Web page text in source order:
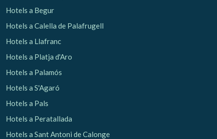
Hotels a Begur
Hotels a Calella de Palafrugell
Hotels a Llafranc
Hotels a Platja d'Aro
Hotels a Palamós
Hotels a S'Agaró
Hotels a Pals
Hotels a Peratallada
Hotels a Sant Antoni de Calonge
navegador podent, si així ho desitja, impedir que siguin
compte que aquesta acció podrà ocasionar dificultats de
Analítiques i personalització
Permeten fer el seguiment i l'anàlisi del comportament
mitjançant aquest tipus de cookies s'utilitza en el
perfils de navegació dels usuaris per introduir millores en
servei. Permeten desar la informació de preferència de
una millor experiència a través de productes recomanats.